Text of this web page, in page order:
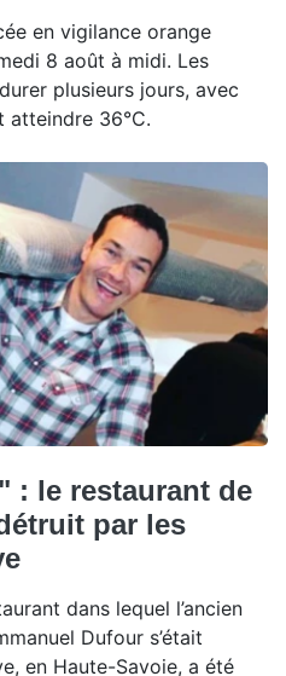
en vigilance orange
8 août à midi. Les
plusieurs jours, avec
atteindre 36°C.
: le restaurant de
par les
dans lequel l’ancien
Dufour s’était
en Haute-Savoie, a été